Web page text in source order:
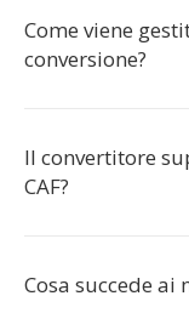
Come viene
conversione?
Il convertitore
CAF?
Cosa succede ai